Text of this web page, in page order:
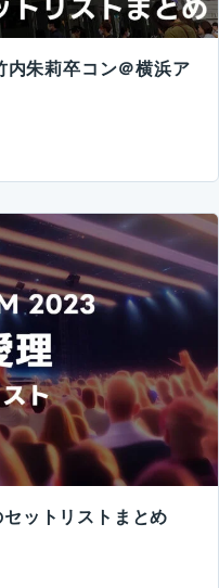
朱莉卒コン＠横浜ア
ットリストまとめ